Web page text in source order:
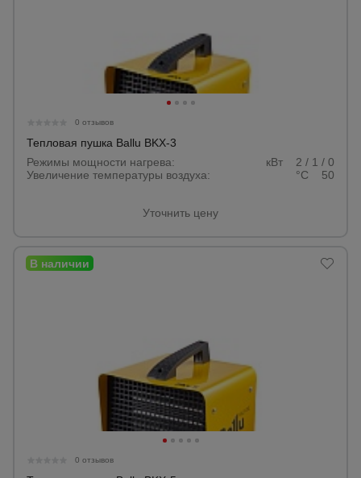
0 отзывов
Тепловая пушка Ballu BKX-3
Режимы мощности нагрева:
кВт 2 / 1 / 0
Увеличение температуры воздуха:
°С 50
Уточнить цену
0 отзывов